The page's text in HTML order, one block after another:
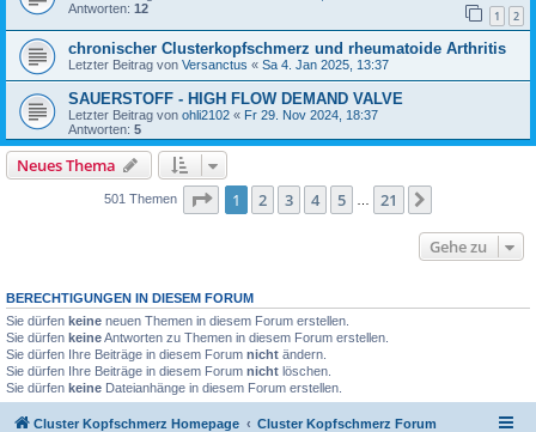
Antworten: 12 1 2
chronischer Clusterkopfschmerz und rheumatoide Arthritis
Letzter Beitrag von Versanctus « Sa 4. Jan 2025, 13:37
SAUERSTOFF - HIGH FLOW DEMAND VALVE
Letzter Beitrag von ohli2102 « Fr 29. Nov 2024, 18:37
Antworten: 5
Neues Thema
501 Themen Seite 1von 21
1 2 3 4 5 21
Gehe zu
BERECHTIGUNGEN IN DIESEM FORUM
Sie dürfen keine neuen Themen in diesem Forum erstellen.
Sie dürfen keineAntworten zu Themen in diesem Forum erstellen.
Sie dürfen Ihre Beiträge in diesem Forum nicht ändern.
Sie dürfen Ihre Beiträge in diesem Forum nicht löschen.
Sie dürfen keine Dateianhänge in diesem Forum erstellen.
Cluster Kopfschmerz Homepage Cluster Kopfschmerz Forum